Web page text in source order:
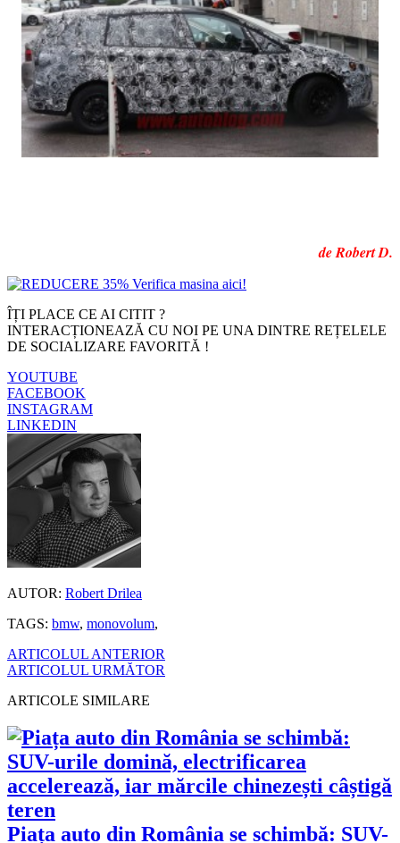
de Robert D.
ÎȚI PLACE CE AI CITIT ?
INTERACȚIONEAZĂ CU NOI PE UNA DINTRE REȚELELE
DE SOCIALIZARE FAVORITĂ !
YOUTUBE
FACEBOOK
INSTAGRAM
LINKEDIN
AUTOR: Robert Drilea
TAGS: bmw, monovolum,
ARTICOLUL ANTERIOR
ARTICOLUL URMĂTOR
ARTICOLE SIMILARE
Piața auto din România se schimbă: SUV-